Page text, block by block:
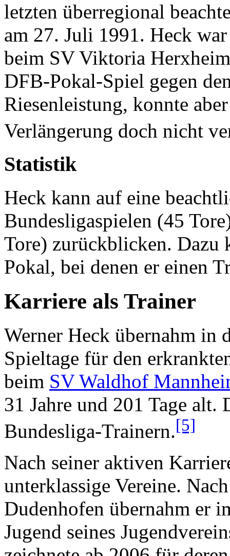
letzten überregional
am 27. Juli 1991. Heck
beim SV Viktoria
DFB-Pokal-Spiel gegen
Riesenleistung, konnte
Verlängerung doch nicht
Statistik
Heck kann auf eine
Bundesligaspielen (45
Tore) zurückblicken. Dazu
Pokal, bei denen er einen
Karriere als Trainer
Werner Heck übernahm in
Spieltage für den
beim SV Waldhof
31 Jahre und 201 Tage alt.
Bundesliga-Trainern.[5]
Nach seiner aktiven
unterklassige Vereine.
Dudenhofen übernahm er
Jugend seines